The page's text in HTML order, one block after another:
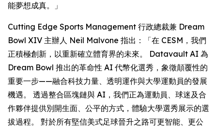
能夢想成真。」
Cutting Edge Sports Management 行政總裁兼 Dream
Bowl XIV 主辦人 Neil Malvone 指出：「在 CESM，我們
正積極創新，以重新確立體育界的未來。 Datavault AI 為
Dream Bowl 推出的革命性 AI 代幣化選秀，象徵顛覆性的
重要一步——融合科技力量、透明運作與大學運動員的發展
機遇。 透過整合區塊鏈與 AI，我們正為運動員、球迷及合
作夥伴提供別開生面、公平的方式，體驗大學選秀展示的選
拔過程。 對於所有堅信美式足球晉升之路可更智能、更公